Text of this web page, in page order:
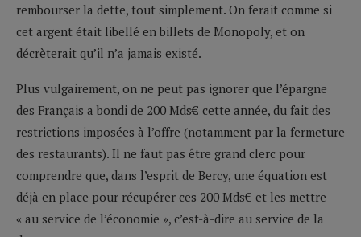
rembourser la dette, tout simplement. On ferait comme si
cet argent était libellé en billets de Monopoly, et on
décrèterait qu’il n’a jamais existé.
Plus vulgairement, on ne peut pas ignorer que l’épargne
des Français a bondi de 200 Mds€ cette année, du fait des
restrictions imposées à l’offre (notamment par la fermeture
des restaurants). Il ne faut pas être grand clerc pour
comprendre que, dans l’esprit de Bercy, une équation est
déjà en place pour récupérer ces 200 Mds€ et les mettre
« au service de l’économie », c’est-à-dire au service de la